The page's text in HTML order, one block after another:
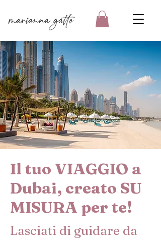
Il tuo VIAGGIO a
Dubai, creato SU
MISURA per te!
Lasciati di guidare da